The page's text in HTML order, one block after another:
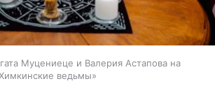
Муцениеце и Валерия Астапова на
ведьмы»